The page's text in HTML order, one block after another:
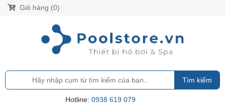
Giỏ hàng (0)
Tìm kiếm
Hotline: 0938 619 079